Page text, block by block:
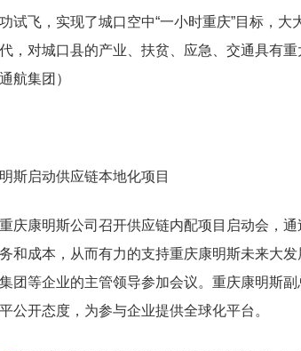
试飞，实现了城口空中“一小时重庆”目标，
，对城口县的产业、扶贫、应急、交通具有
航集团）
斯启动供应链本地化项目
庆康明斯公司召开供应链内配项目启动会，
和成本，从而有力的支持重庆康明斯未来大
团等企业的主管领导参加会议。重庆康明斯
公开态度，为参与企业提供全球化平台。